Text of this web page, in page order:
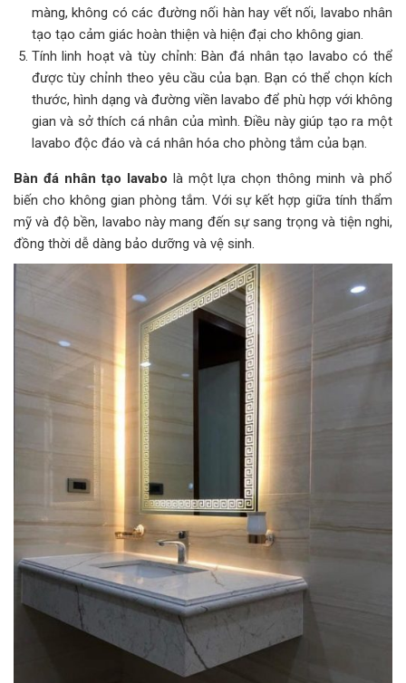
màng, không có các đường nối hàn hay vết nối, lavabo nhân
tạo tạo cảm giác hoàn thiện và hiện đại cho không gian.
Tính linh hoạt và tùy chỉnh: Bàn đá nhân tạo lavabo có thể
được tùy chỉnh theo yêu cầu của bạn. Bạn có thể chọn kích
thước, hình dạng và đường viền lavabo để phù hợp với không
gian và sở thích cá nhân của mình. Điều này giúp tạo ra một
lavabo độc đáo và cá nhân hóa cho phòng tắm của bạn.
Bàn đá nhân tạo lavabo là một lựa chọn thông minh và phổ
biến cho không gian phòng tắm. Với sự kết hợp giữa tính thẩm
mỹ và độ bền, lavabo này mang đến sự sang trọng và tiện nghi,
đồng thời dễ dàng bảo dưỡng và vệ sinh.